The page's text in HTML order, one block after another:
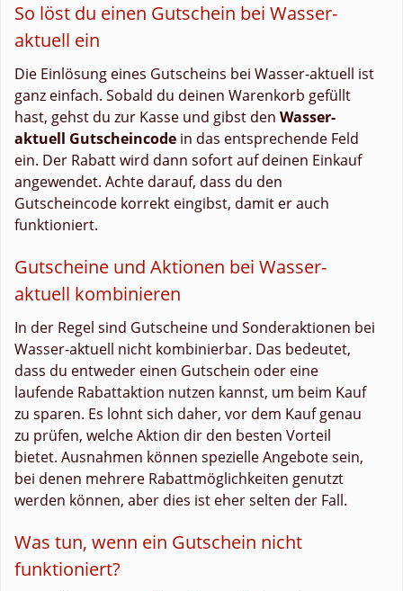
So löst du einen Gutschein bei Wasser-
aktuell ein
Die Einlösung eines Gutscheins bei Wasser-aktuell ist
ganz einfach. Sobald du deinen Warenkorb gefüllt
hast, gehst du zur Kasse und gibst den Wasser-
aktuell Gutscheincode in das entsprechende Feld
ein. Der Rabatt wird dann sofort auf deinen Einkauf
angewendet. Achte darauf, dass du den
Gutscheincode korrekt eingibst, damit er auch
funktioniert.
Gutscheine und Aktionen bei Wasser-
aktuell kombinieren
In der Regel sind Gutscheine und Sonderaktionen bei
Wasser-aktuell nicht kombinierbar. Das bedeutet,
dass du entweder einen Gutschein oder eine
laufende Rabattaktion nutzen kannst, um beim Kauf
zu sparen. Es lohnt sich daher, vor dem Kauf genau
zu prüfen, welche Aktion dir den besten Vorteil
bietet. Ausnahmen können spezielle Angebote sein,
bei denen mehrere Rabattmöglichkeiten genutzt
werden können, aber dies ist eher selten der Fall.
Was tun, wenn ein Gutschein nicht
funktioniert?